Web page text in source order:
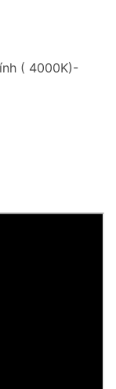
( 4000K)-